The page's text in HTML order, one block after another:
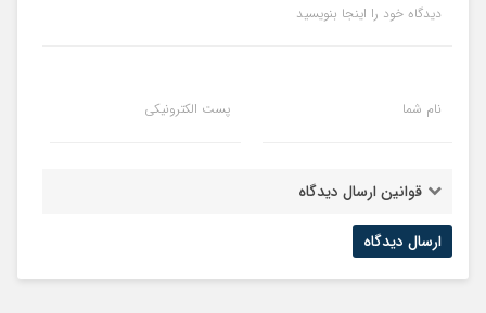
دیدگاه خود را اینجا بنویسید
نام شما پست الکترونیکی
قوانین ارسال دیدگاه